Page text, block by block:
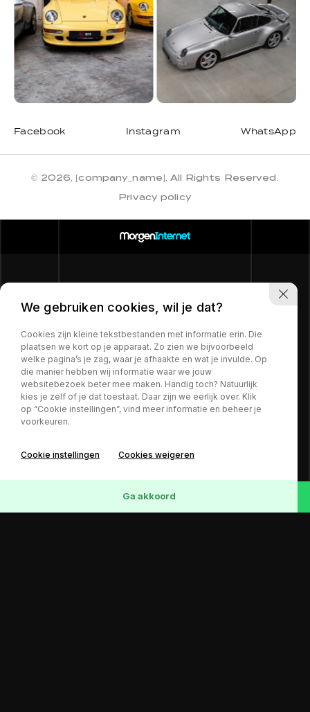
Facebook Instagram WhatsApp
© 2026, [company_name], All Rights Reserved.
Privacy policy
We gebruiken cookies, wil je dat?
Cookies zijn kleine tekstbestanden met informatie erin. Die
plaatsen we kort op je apparaat. Zo zien we bijvoorbeeld
welke pagina’s je zag, waar je afhaakte en wat je invulde. Op
die manier hebben wij informatie waar we jouw
websitebezoek beter mee maken. Handig toch? Natuurlijk
kies je zelf of je dat toestaat. Daar zijn we eerlijk over. Klik
op “Cookie instellingen”, vind meer informatie en beheer je
voorkeuren.
Cookie instellingen Cookies weigeren
Ga akkoord